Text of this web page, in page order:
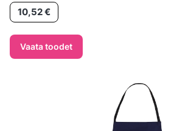
Hind10,52 €
Vaata toodet